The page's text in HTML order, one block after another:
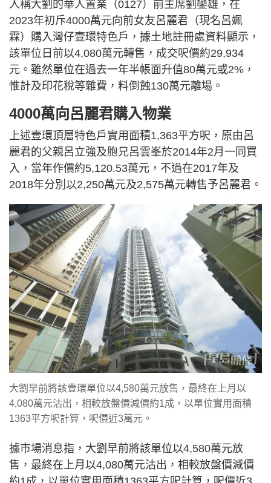
人稱大劉的華人置業（0127）前主席劉鑾雄，在
2023年初斥4000萬元向前女友呂麗君（現名呂姵
霖）購入灣仔壹環特色戶，據土地註冊處資料顯示，
該單位日前以4,080萬元轉售，成交呎價約29,934
元。雖然單位在過去一年半帳面升值80萬元或2%，
惟計及印花稅等雜費，料倒蝕130萬元離場。
4000萬向呂麗君購入物業
上述壹環頂層特色戶實用面積1,363平方呎，原由呂
麗君的父親呂立強及胞兄呂雲峯於2014年2月一同買
入，當年作價約5,120.53萬元，不過在2017年及
2018年分別以2,250萬元及2,575萬元轉售予呂麗君。
大劉早前將該壹環單位以4,580萬元放售，最終在上月以
4,080萬元沽出，相較放盤價減價約1成，以單位實用面積
1363平方呎計算，呎價近3萬元。
據市場消息指，大劉早前將該單位以4,580萬元放
售，最終在上月以4,080萬元沽出，相較放盤價減價